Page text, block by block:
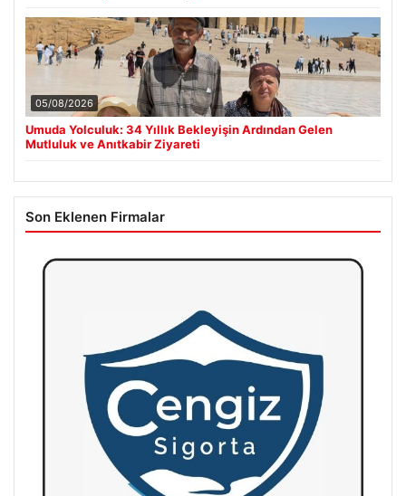
05/08/2026
Umuda Yolculuk: 34 Yıllık Bekleyişin Ardından Gelen
Mutluluk ve Anıtkabir Ziyareti
Son Eklenen Firmalar